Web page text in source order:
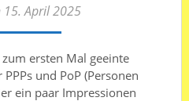
15. April 2025
ersten Mal geeinte
und PoP (Personen
ein paar Impressionen